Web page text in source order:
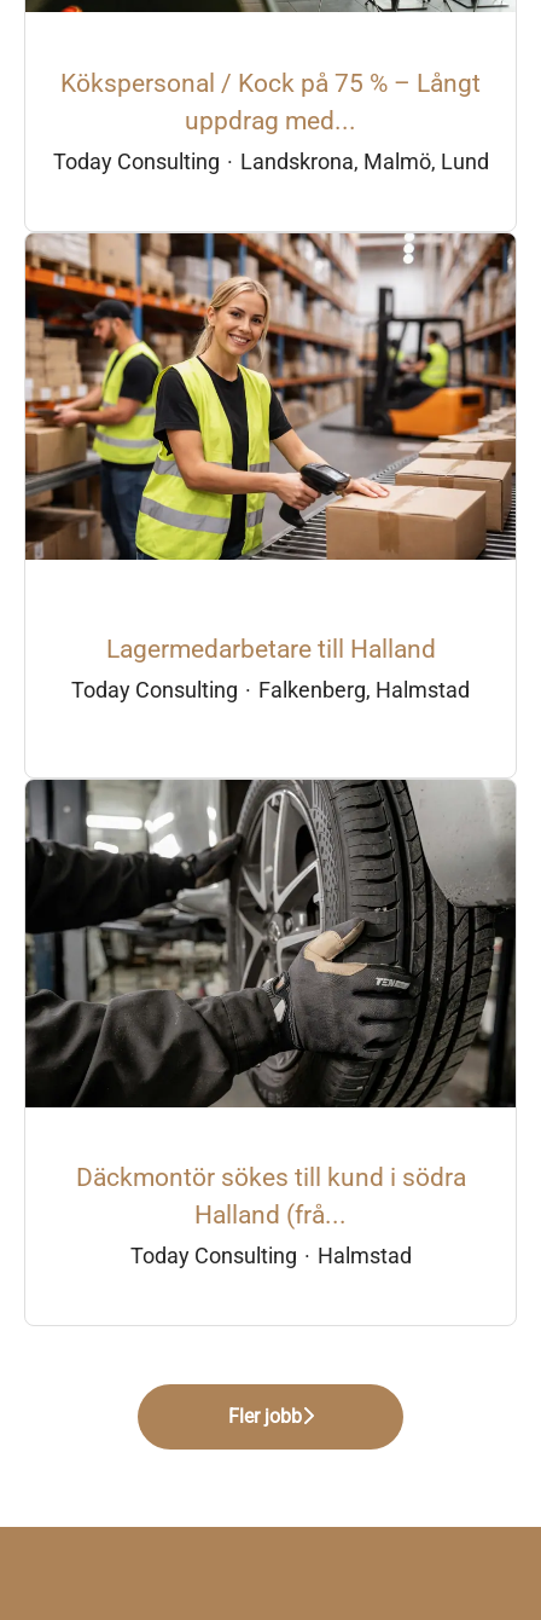
Kökspersonal / Kock på 75 % – Långt
uppdrag med...
Today Consulting · Landskrona, Malmö, Lund
Lagermedarbetare till Halland
Today Consulting · Falkenberg, Halmstad
Däckmontör sökes till kund i södra
Halland (frå...
Today Consulting · Halmstad
Fler jobb